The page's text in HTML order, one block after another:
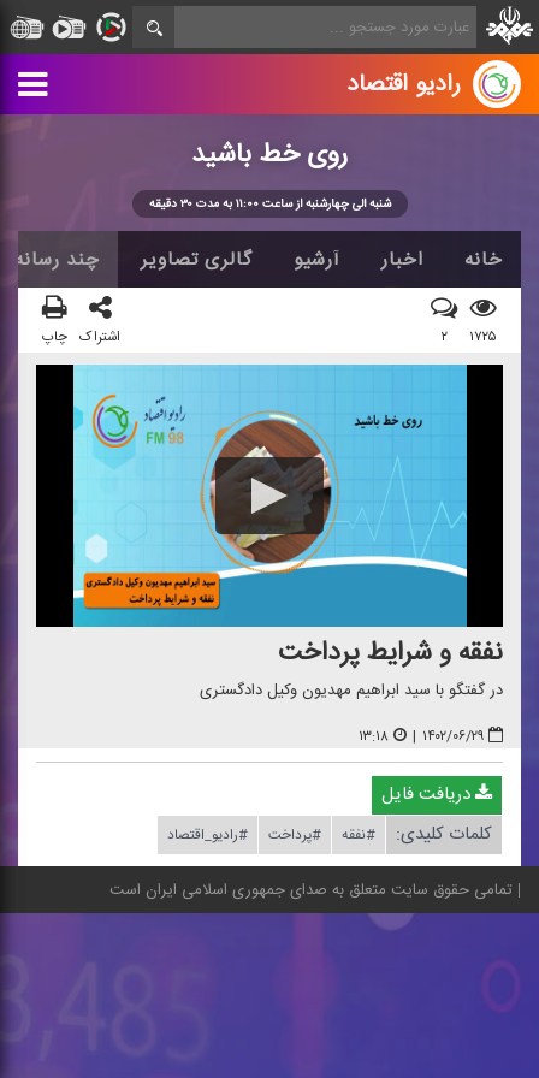
رادیو اقتصاد
روی خط باشید
شنبه الی چهارشنبه از ساعت ۱۱:۰۰ به مدت ۳۰ دقیقه
خانه اخبار آرشیو گالری تصاویر چند رسانه
۱۷۲۵ ۲ اشتراک چاپ
نفقه و شرایط پرداخت
در گفتگو با سید ابراهیم مهدیون وكیل دادگستری
۱۴۰۲/۰۶/۲۹ | ۱۳:۱۸
دریافت فایل
کلمات کلیدی:
#نفقه #پرداخت #رادیو_اقتصاد
تمامی حقوق سایت متعلق به صدای جمهوری اسلامی ایران است